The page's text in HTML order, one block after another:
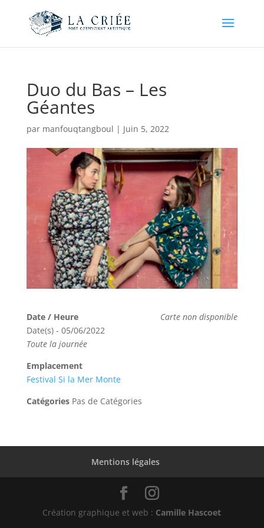
Duo du Bas – Les
Géantes
par manfouqtangboul | Juin 5, 2022
Carte non disponible
Date / Heure
Date(s) - 05/06/2022
Toute la journée
Emplacement
Festival Si la Mer Monte
CatégoriesPas de Catégories
Mentions légales
Création graphique et web : Camille Hascoet